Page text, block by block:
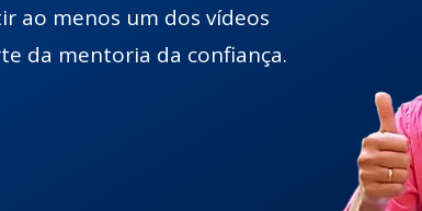
ao menos um dos vídeos
da mentoria da confiança.